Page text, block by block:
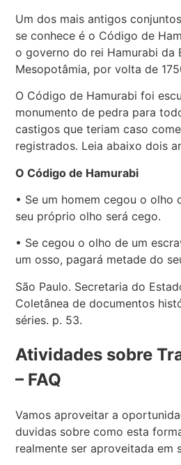
Um dos mais antigos
se conhece é o Código de
o governo do rei Hamurabi da
Mesopotâmia, por volta de
O Código de Hamurabi foi
monumento de pedra para
castigos que teriam caso
registrados. Leia abaixo dois
O Código de Hamurabi
• Se um homem cegou o olho
seu próprio olho será cego.
• Se cegou o olho de um
um osso, pagará metade do
São Paulo. Secretaria do
Coletânea de documentos
séries. p. 53.
Atividades sobre
– FAQ
Vamos aproveitar a
duvidas sobre como esta
realmente ser aproveitada em